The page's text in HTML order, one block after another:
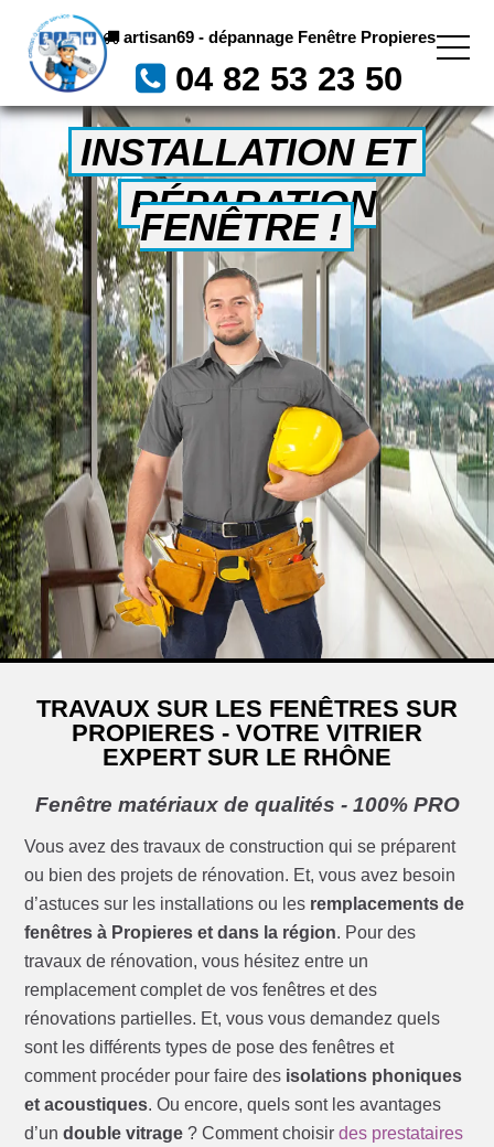
artisan69 - dépannage Fenêtre Propieres
04 82 53 23 50
INSTALLATION ET
RÉPARATION
FENÊTRE !
TRAVAUX SUR LES FENÊTRES SUR
PROPIERES - VOTRE VITRIER
EXPERT SUR LE RHÔNE
Fenêtre matériaux de qualités - 100% PRO
Vous avez des travaux de construction qui se préparent
ou bien des projets de rénovation. Et, vous avez besoin
d’astuces sur les installations ou les remplacements de
fenêtres à Propieres et dans la région. Pour des
travaux de rénovation, vous hésitez entre un
remplacement complet de vos fenêtres et des
rénovations partielles. Et, vous vous demandez quels
sont les différents types de pose des fenêtres et
comment procéder pour faire des isolations phoniques
et acoustiques. Ou encore, quels sont les avantages
d’undouble vitrage ? Comment choisirdes prestataires